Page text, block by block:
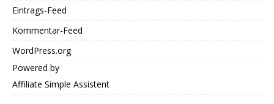
Eintrags-Feed
Kommentar-Feed
WordPress.org
Powered by
Affiliate Simple Assistent